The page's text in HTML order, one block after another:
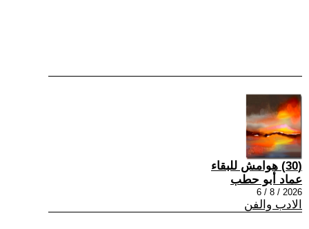
(30) هوامش للبقاء
عماد أبو حطب
2026 / 8 / 6
الادب والفن